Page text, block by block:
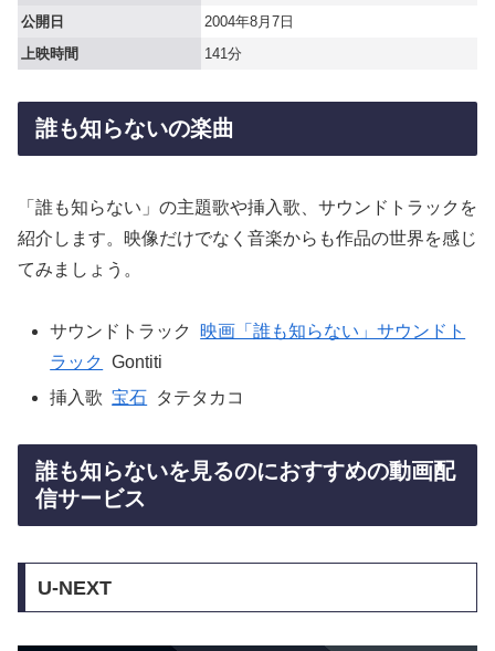
公開日
2004年8月7日
上映時間
141分
誰も知らないの楽曲
「誰も知らない」の主題歌や挿入歌、サウンドトラックを
紹介します。映像だけでなく音楽からも作品の世界を感じ
てみましょう。
サウンドトラック
映画「誰も知らない」サウンドト
ラック Gontiti
挿入歌 宝石 タテタカコ
誰も知らないを見るのにおすすめの動画配
信サービス
U-NEXT